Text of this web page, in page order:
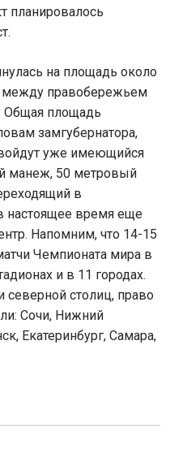
планировалось
на площадь около
между правобережьем
Общая площадь
замгубернатора,
уже имеющийся
манеж, 50 метровый
в
настоящее время еще
Напомним, что 14-15
Чемпионата мира в
и в 11 городах.
северной столиц, право
Сочи, Нижний
Екатеринбург, Самара,